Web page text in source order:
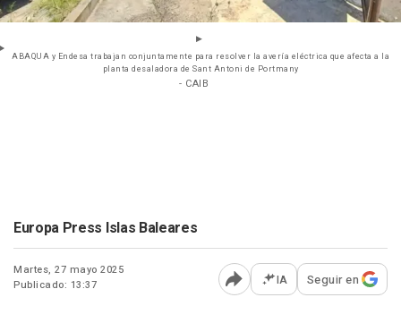
ABAQUA y Endesa trabajan conjuntamente para resolver la avería eléctrica que afecta a la
planta desaladora de Sant Antoni de Portmany
- CAIB
Europa Press Islas Baleares
Martes, 27 mayo 2025
Publicado: 13:37
Abrir opciones para
IA Seguir en